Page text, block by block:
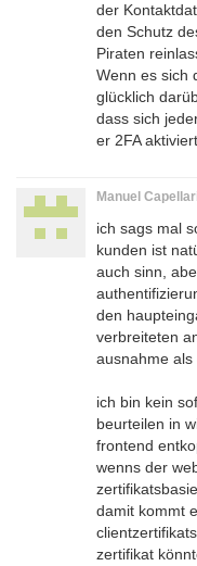
der
den Schutz
Piraten
Wenn es sich
glücklich
dass sich
er 2FA
Manuel
ich sags mal
kunden ist
auch sinn,
den
verbreiteten
ausnahme als
ich bin kein
beurteilen in
frontend
wenns der
damit kommt
zertifikat